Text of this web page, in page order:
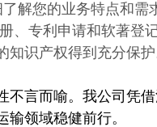
解您的业务特点和需
、专利申请和软著登
知识产权得到充分保护
不言而喻。我公司凭
领域稳健前行。